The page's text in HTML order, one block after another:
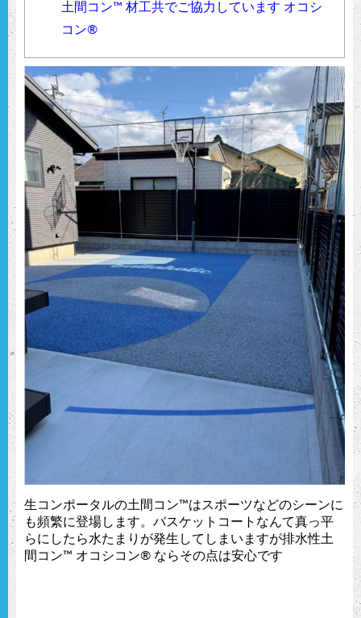
土間コン™︎ 材工共でご協力しています オコシ
コン®︎
生コンポータルの土間コン™︎はスポーツなどのシーンに
も頻繁に登場します。バスケットコートなんて真っ平
らにしたら水たまりが発生してしまいますが排水性土
間コン™︎ オコシコン®︎ ならその点は安心です